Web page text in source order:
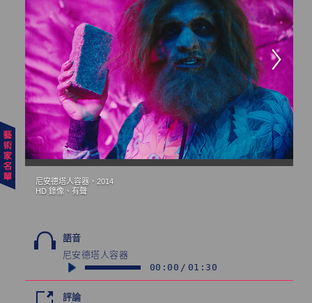
尼安德塔人容器，2014
HD 錄像、有聲
語音
尼安德塔人容器
00:00 / 01:30
評論